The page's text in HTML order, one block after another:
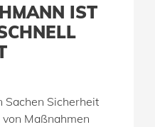
IST
Sachen Sicherheit
Maßnahmen